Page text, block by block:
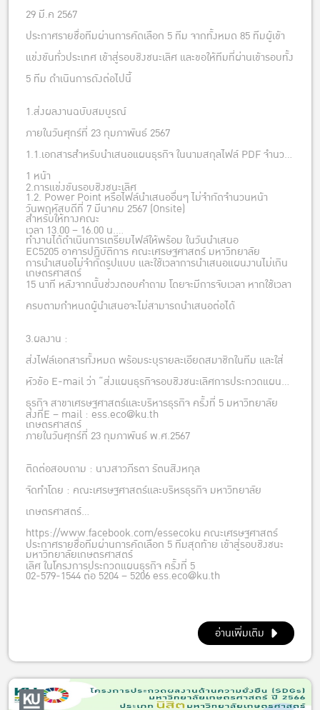
29 มี.ค 2567
ประกาศรายชื่อทีมผ่านการคัดเลือก 5 ทีม จากทั้งหมด 85 ทีมผู้เข้า
แข่งขันทั่วประเทศ เข้าสู่รอบชิงชนะเลิศ และขอให้ทีมที่ผ่านเข้ารอบทั้ง
5 ทีม ดำเนินการดังต่อไปนี้
1.ส่งผลงานฉบับสมบูรณ์
ภายในวันศุกร์ที่ 23 กุมภาพันธ์ 2567
1.1.เอกสารสำหรับนำเสนอแผนธุรกิจ ในนามสกุลไฟล์ PDF จำนวน
1 หน้า
1.2. Power Point หรือไฟล์นำเสนออื่นๆ ไม่จำกัดจำนวนหน้า
สำหรับให้ทางคณะ
ทำงานได้ดำเนินการเตรียมไฟล์ให้พร้อม ในวันนำเสนอ
2.การแข่งขันรอบชิงชนะเลิศ
วันพฤหัสบดีที่ 7 มีนาคม 2567 (Onsite)
เวลา 13.00 – 16.00 น.
EC5205 อาคารปฏิบัติการ คณะเศรษฐศาสตร์ มหาวิทยาลัย
เกษตรศาสตร์
การนำเสนอไม่จำกัดรูปแบบ และใช้เวลาการนำเสนอแผนงานไม่เกิน
15 นาที หลังจากนั้นช่วงตอบคำถาม โดยจะมีการจับเวลา หากใช้เวลา
ครบตามกำหนดผู้นำเสนอจะไม่สามารถนำเสนอต่อได้
3.ผลงาน :
ส่งไฟล์เอกสารทั้งหมด พร้อมระบุรายละเอียดสมาชิกในทีม และใส่
หัวข้อ E-mail ว่า “ส่งแผนธุรกิจรอบชิงชนะเลิศการประกวดแผน
ธุรกิจ สาขาเศรษฐศาสตร์และบริหารธุรกิจ ครั้งที่ 5 มหาวิทยาลัย
เกษตรศาสตร์
ส่งที่E – mail : ess.eco@ku.th
ภายในวันศุกร์ที่ 23 กุมภาพันธ์ พ.ศ.2567
ติดต่อสอบถาม : นางสาวภีรตา รัตนสิงหกุล
จัดทำโดย : คณะเศรษฐศาสตร์และบริหรธุรกิจ มหาวิทยาลัย
เกษตรศาสตร์
https://www.facebook.com/essecoku คณะเศรษฐศาสตร์
มหาวิทยาลัยเกษตรศาสตร์
02-579-1544 ต่อ 5204 – 5206 ess.eco@ku.th
ประกาศรายชื่อทีมผ่านการคัดเลือก 5 ทีมสุดท้าย เข้าสู่รอบชิงชนะ
เลิศ ในโครงการประกวดแผนธุรกิจ ครั้งที่ 5
อ่านเพิ่มเติม